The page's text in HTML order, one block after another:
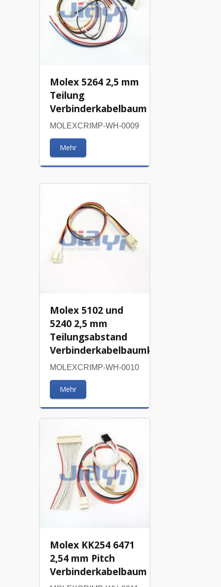
Molex 5264 2,5 mm
Teilung
Verbinderkabelbaum
MOLEXCRIMP-WH-0009
Mehr
Molex 5102 und
5240 2,5 mm
Teilungsabstand
Verbinderkabelbaumkabel
MOLEXCRIMP-WH-0010
Mehr
Molex KK254 6471
2,54 mm Pitch
Verbinderkabelbaum